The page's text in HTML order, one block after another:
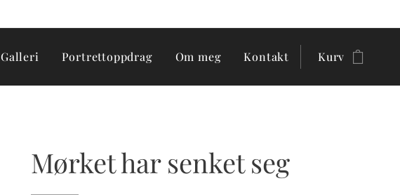
Galleri Portrettoppdrag Om meg Kontakt Kurv
Mørket har senket seg